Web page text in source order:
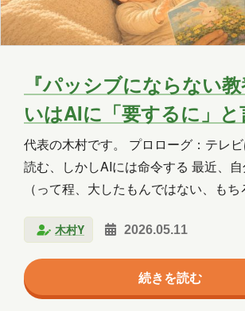
PowerShell ISE
Python
SNS
SQL
Visual Studio
VR
Windows 10
Windows 11
WordPress
お出かけ
イ
エージェント
コミュニケーション
サポート
ツール
ネットワーク
事
『パッシブにならない
いはAIに「要するに」と
ける我々のささやかな
て』
代表の木村です。 プロローグ：テレ
読む、しかしAIには命令する 最近、
（って程、大したもんではない、も
いる自覚がある。 朝起きてから寝るま
日中AIに話しかけている。Claude
Copilotで開発をして、Claudeに資料の
議事録の整理をさせ、経営指標の分
木村Y 2026.05.11
続きを読む